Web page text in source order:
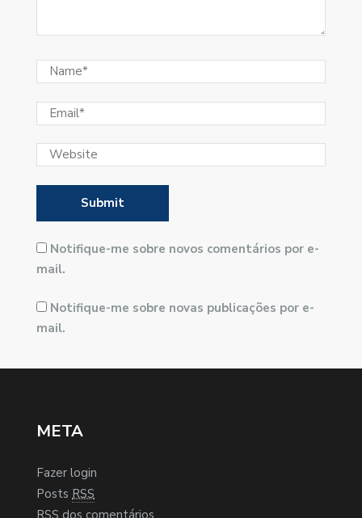
Notifique-me sobre novos comentários por e-
mail.
Notifique-me sobre novas publicações por e-
mail.
META
Fazer login
Posts RSS